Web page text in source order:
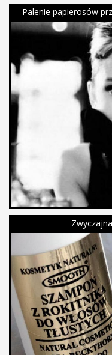
Palenie papierosów